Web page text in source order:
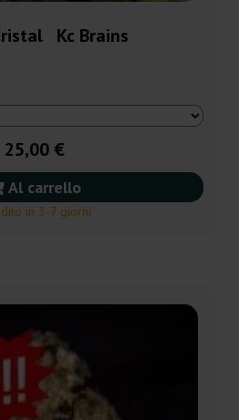
Kc Brains
25,00 €
Al carrello
in 3-7 giorni